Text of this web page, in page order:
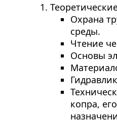
Охрана
среды.
Чтение
Основы
копра,